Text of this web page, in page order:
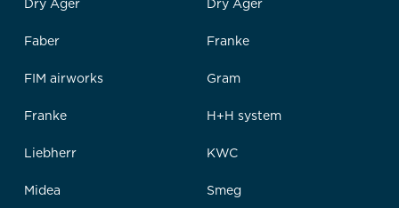
Dry Ager
Faber
FIM airworks
Franke
Liebherr
Midea
Dry Ager
Franke
Gram
H+H system
KWC
Smeg